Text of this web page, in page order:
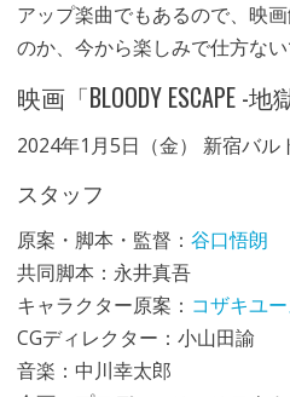
アップ楽曲でもあるので、映
のか、今から楽しみで仕方ない
映画「BLOODY ESCAPE -
2024年1月5日（金） 新宿バル
スタッフ
原案・脚本・監督： 谷口悟朗
共同脚本：永井真吾
キャラクター原案： コザキユ
CGディレクター：小山田諭
音楽：中川幸太郎